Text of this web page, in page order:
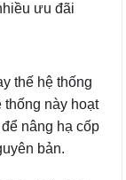
ưu đãi
thế hệ thống
thống này hoạt
nâng hạ cốp
bản.